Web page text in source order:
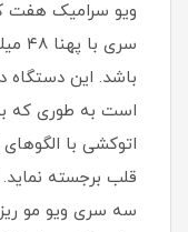
باشد. این دستگاه
است به طوری که
اتوکشی با
قلب برجسته
سه سری ویو مو